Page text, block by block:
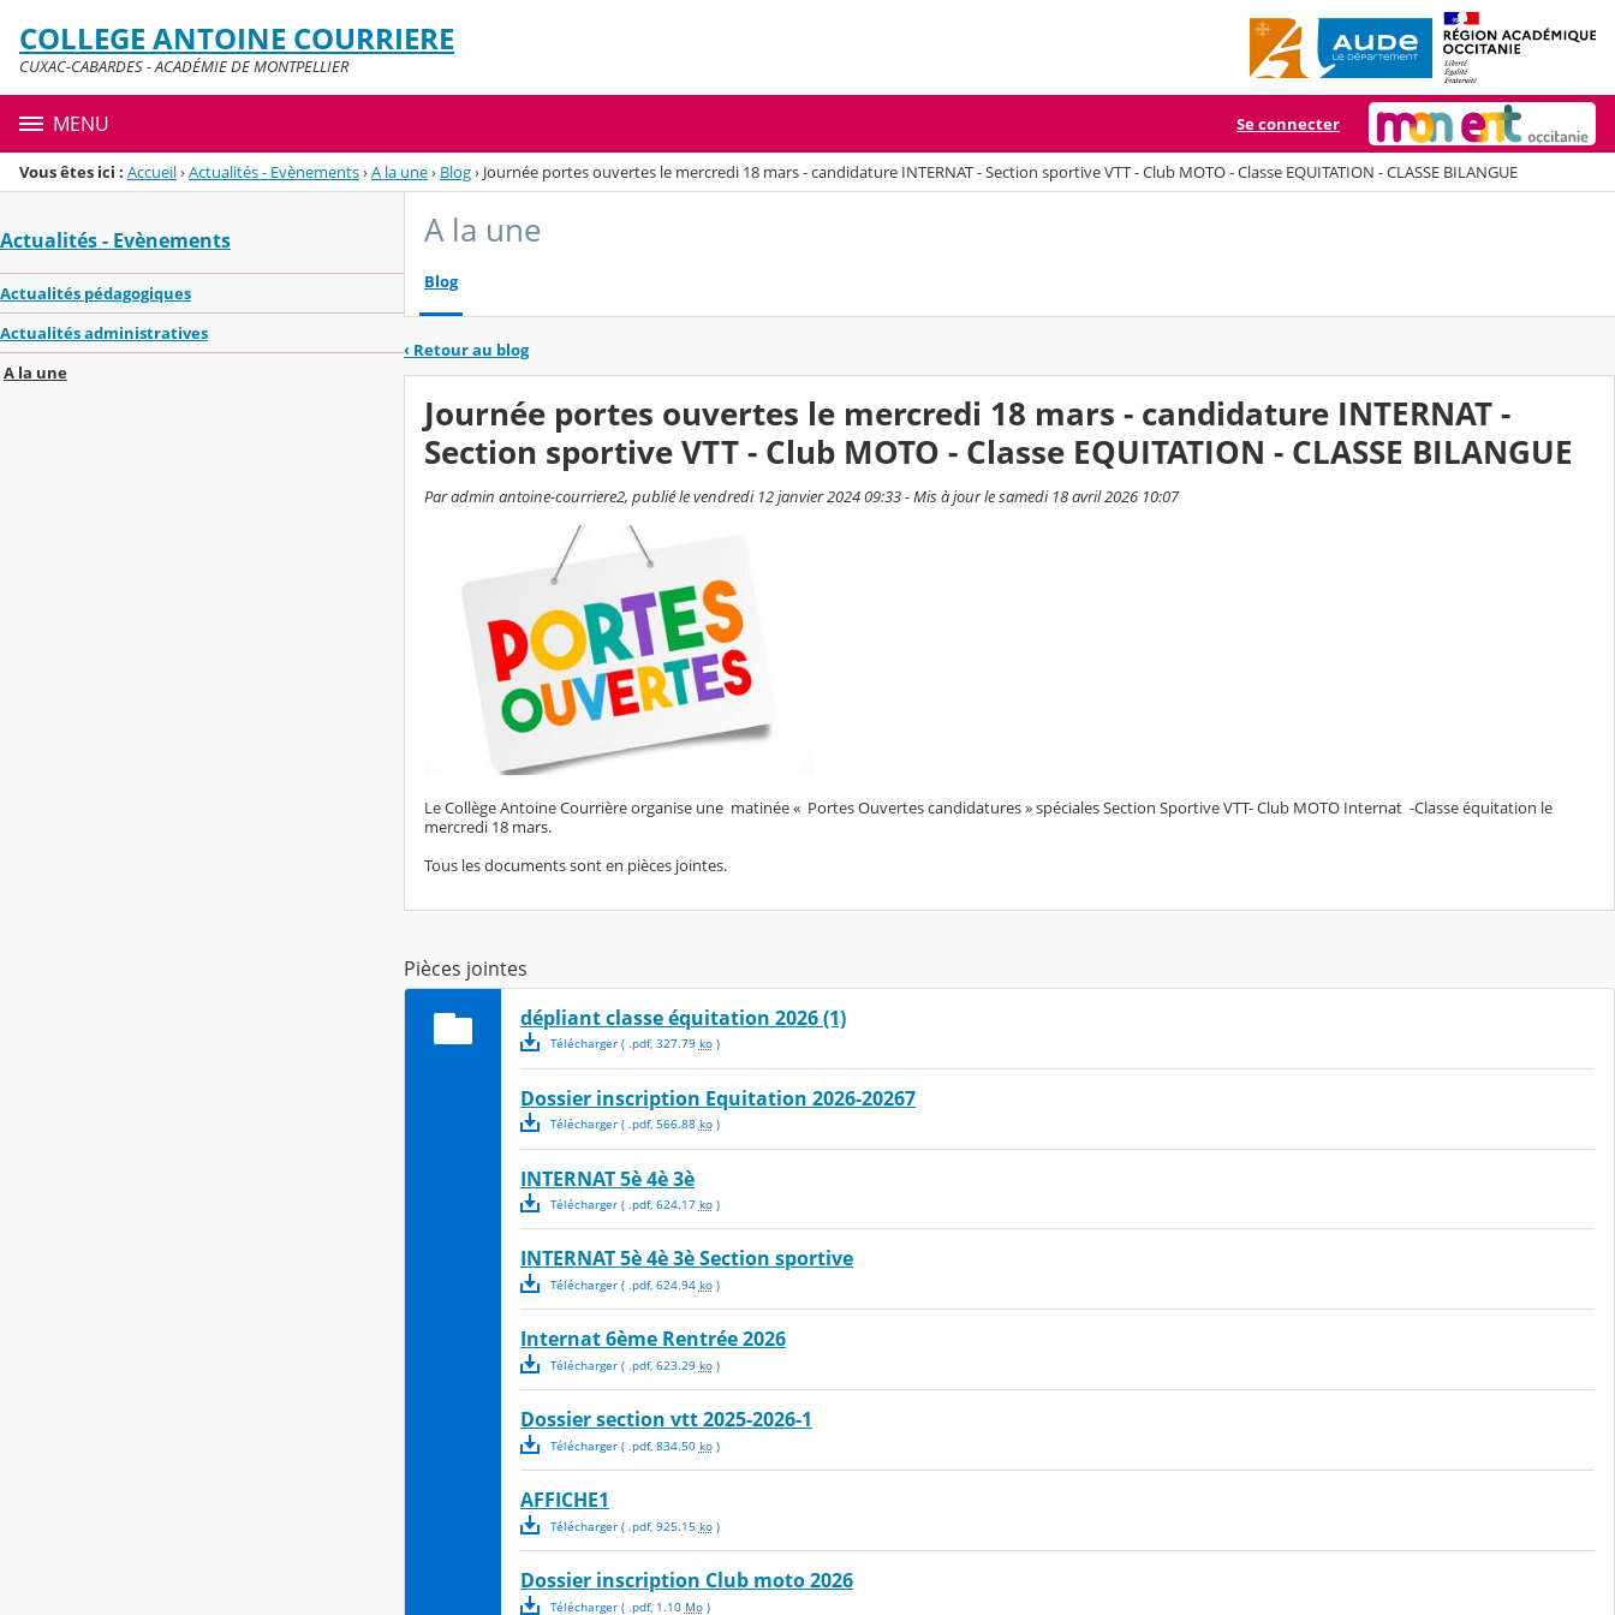
Menu de la rubrique
Contenu
COLLEGE ANTOINE COURRIERE
CUXAC-CABARDES - ACADÉMIE DE MONTPELLIER
MENU Se connecter
Vous êtes ici : Accueil›Actualités - Evènements›A la une› Blog› Journée portes ouvertes le mercredi 18 mars - candidature INTERNAT - Section sportive VTT - Club MOTO - Classe EQUITATION - CLASSE BILANGUE
Actualités - Evènements
Actualités pédagogiques
Actualités administratives
A la une
A la une
Blog
‹ Retour au blog
Journée portes ouvertes le mercredi 18 mars - candidature INTERNAT -
Section sportive VTT - Club MOTO - Classe EQUITATION - CLASSE BILANGUE
Par admin antoine-courriere2, publié le vendredi 12 janvier 2024 09:33 - Mis à jour le samedi 18 avril 2026 10:07
Le Collège Antoine Courrière organise une matinée « Portes Ouvertes candidatures » spéciales Section Sportive VTT- Club MOTO Internat -Classe équitation le
mercredi 18 mars.
Tous les documents sont en pièces jointes.
Pièces jointes
dépliant classe équitation 2026 (1)
Télécharger( .pdf, 327.79 ko)
Dossier inscription Equitation 2026-20267
Télécharger( .pdf, 566.88 ko)
INTERNAT 5è 4è 3è
Télécharger( .pdf, 624.17 ko)
INTERNAT 5è 4è 3è Section sportive
Télécharger( .pdf, 624.94 ko)
Internat 6ème Rentrée 2026
Télécharger( .pdf, 623.29 ko)
Dossier section vtt 2025-2026-1
Télécharger( .pdf, 834.50 ko)
AFFICHE1
Télécharger( .pdf, 925.15 ko)
Dossier inscription Club moto 2026
Télécharger( .pdf, 1.10 Mo)